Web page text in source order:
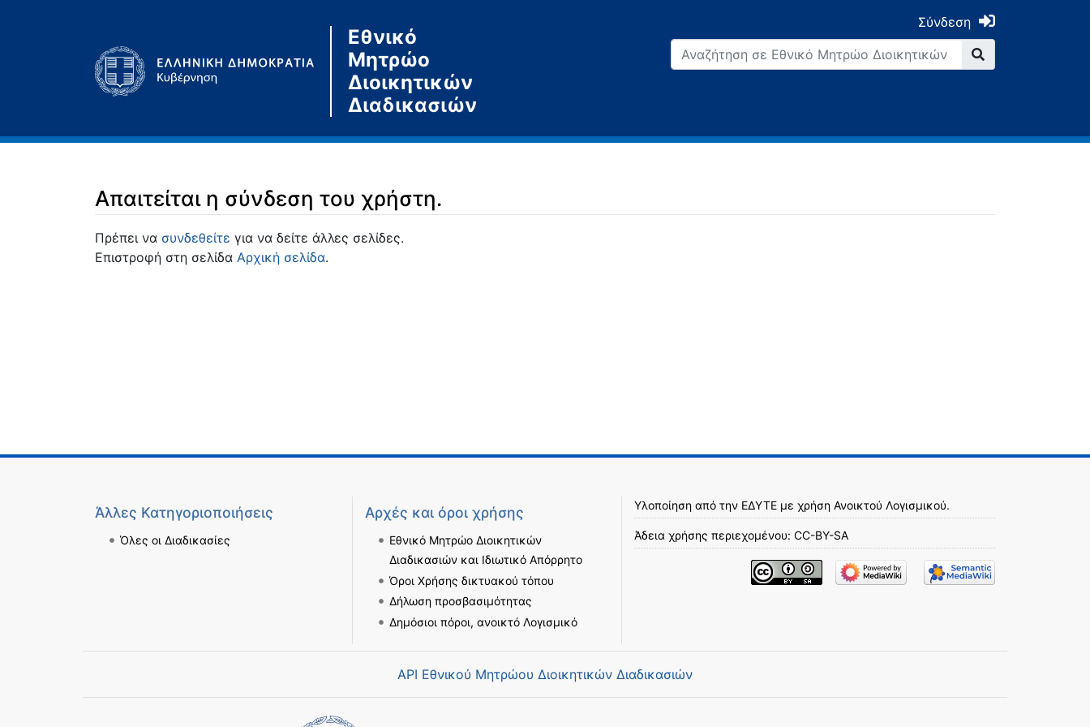
Εθνικό
Μητρώο
Διοικητικών
Διαδικασιών
Σύνδεση
Απαιτείται η σύνδεση του χρήστη.
Μετάβαση σε:πλοήγηση,αναζήτηση
Πρέπει να συνδεθείτε για να δείτε άλλες σελίδες.
Επιστροφή στη σελίδα Αρχική σελίδα.
Άλλες Κατηγοριοποιήσεις
Όλες οι Διαδικασίες
Αρχές και όροι χρήσης
Εθνικό Μητρώο Διοικητικών
Διαδικασιών και Ιδιωτικό Απόρρητο
Όροι Χρήσης δικτυακού τόπου
Δήλωση προσβασιμότητας
Δημόσιοι πόροι, ανοικτό Λογισμικό
Υλοποίηση από την ΕΔΥΤΕ με χρήση Ανοικτού Λογισμικού.
Άδεια χρήσης περιεχομένου: CC-BY-SA
API Εθνικού Μητρώου Διοικητικών Διαδικασιών